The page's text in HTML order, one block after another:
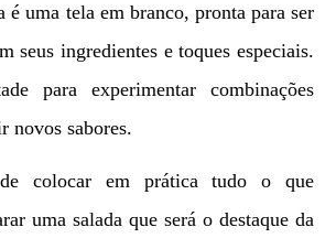
é uma tela em branco, pronta para ser
seus ingredientes e toques especiais.
para experimentar combinações
novos sabores.
colocar em prática tudo o que
uma salada que será o destaque da